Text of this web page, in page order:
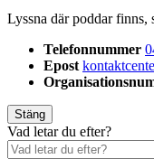
Lyssna där poddar finns,
Telefonnummer
Epost
Stäng
Vad letar du efter?